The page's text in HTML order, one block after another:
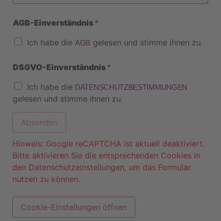
d
i
s
n
t
e
r
e
s
s
AGB-Einverständnis *
Ich habe die AGB gelesen und stimme ihnen zu.
DSGVO-Einverständnis *
Ich habe die DATENSCHUTZBESTIMMUNGEN
gelesen und stimme ihnen zu.
Absenden
Hinweis: Google reCAPTCHA ist aktuell deaktiviert.
Bitte aktivieren Sie die entsprechenden Cookies in
den Datenschutzeinstellungen, um das Formular
nutzen zu können.
Cookie-Einstellungen öffnen